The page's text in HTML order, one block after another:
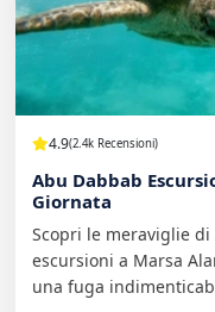
4.9(2.4k Recensioni)
Abu Dabbab
Giornata
Scopri le meraviglie
escursioni a Marsa
una fuga